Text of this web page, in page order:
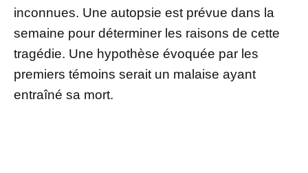
inconnues. Une autopsie est prévue dans la
semaine pour déterminer les raisons de cette
tragédie. Une hypothèse évoquée par les
premiers témoins serait un malaise ayant
entraîné sa mort.